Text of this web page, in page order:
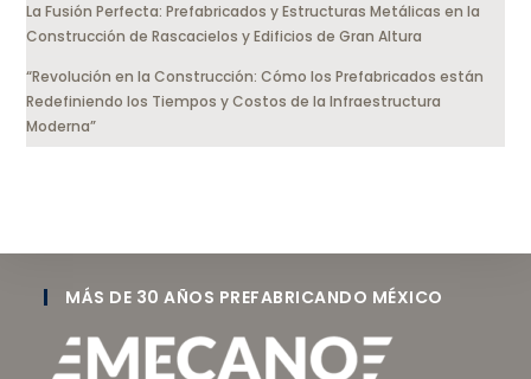
La Fusión Perfecta: Prefabricados y Estructuras Metálicas en la
Construcción de Rascacielos y Edificios de Gran Altura
“Revolución en la Construcción: Cómo los Prefabricados están
Redefiniendo los Tiempos y Costos de la Infraestructura
Moderna”
MÁS DE 30 AÑOS PREFABRICANDO MÉXICO